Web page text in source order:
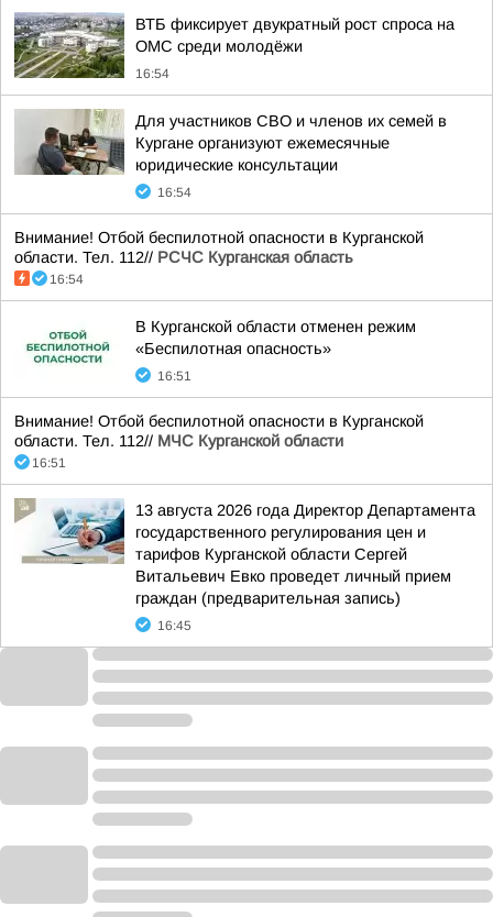
ВТБ фиксирует двукратный рост спроса на
ОМС среди молодёжи
16:54
Для участников СВО и членов их семей в
Кургане организуют ежемесячные
юридические консультации
16:54
Внимание! Отбой беспилотной опасности в Курганской
области. Тел. 112// РСЧС Курганская область
16:54
В Курганской области отменен режим
«Беспилотная опасность»
16:51
Внимание! Отбой беспилотной опасности в Курганской
области. Тел. 112// МЧС Курганской области
16:51
13 августа 2026 года Директор Департамента
государственного регулирования цен и
тарифов Курганской области Сергей
Витальевич Евко проведет личный прием
граждан (предварительная запись)
16:45